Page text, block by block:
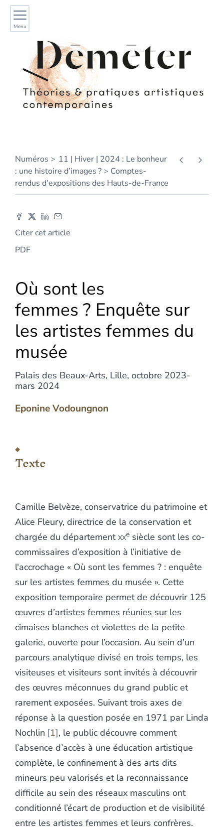
Menu
Numéros
11 | Hiver | 2024 : Le bonheur
: une histoire d’images ?
Comptes-
rendus d'expositions des Hauts-de-France
Citer cet article
PDF
Où sont les
femmes ? Enquête sur
les artistes femmes du
musée
Palais des Beaux-Arts, Lille, octobre 2023-
mars 2024
EponineVodoungnon
Notes
Illustrations
Texte
Camille Belvèze, conservatrice du patrimoine et
Alice Fleury, directrice de la conservation et
chargée du départementxxe siècle sont les co-
commissaires d’exposition à l’initiative de
l'accrochage « Où sont les femmes ? : enquête
sur les artistes femmes du musée ». Cette
exposition temporaire permet de découvrir 125
œuvres d’artistes femmes réunies sur les
cimaises blanches et violettes de la petite
galerie, ouverte pour l’occasion. Au sein d’un
parcours analytique divisé en trois temps, les
visiteuses et visiteurs sont invités à découvrir
des œuvres méconnues du grand public et
rarement exposées. Suivant trois axes de
réponse à la question posée en 1971 par Linda
Nochlin 1 , le public découvre comment
l’absence d’accès à une éducation artistique
complète, le confinement à des arts dits
mineurs peu valorisés et la reconnaissance
difficile au sein des réseaux masculins ont
conditionné l’écart de production et de visibilité
entre les artistes femmes et leurs confrères.